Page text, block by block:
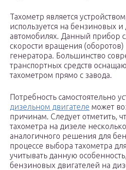
Тахометр является
используется на бензиновых
автомобилях. Данный прибор
скорости вращения (оборотов)
генератора. Большинство
транспортных средств
тахометром прямо с завода.
Потребность самостоятельно
дизельном двигателе может
причинам. Следует отметить,
тахометра на дизеле
аналогичного решения для
процессе выбора тахометра
учитывать данную
бензиновых двигателей на